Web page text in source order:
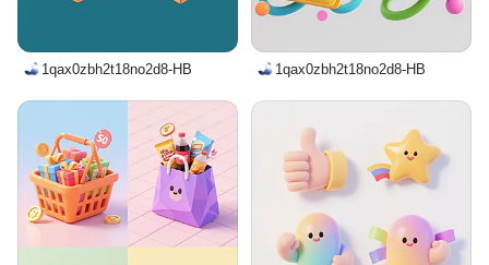
1qax0zbh2t18no2d8-HB 1qax0zbh2t18no2d8-HB